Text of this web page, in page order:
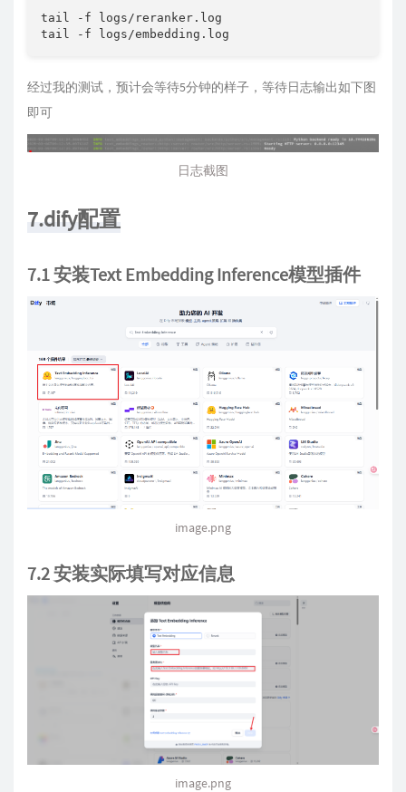
tail -f logs/reranker.log
tail -f logs/embedding.log
经过我的测试，预计会等待5分钟的样子，等待日志输出如下图
即可
日志截图
7.dify配置
7.1 安装Text Embedding Inference模型插件
image.png
7.2 安装实际填写对应信息
image.png